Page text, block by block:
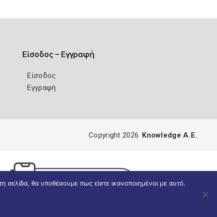
Είσοδος – Εγγραφή
Είσοδος
Εγγραφή
σελίδα, θα υποθέσουμε πως είστε ικανοποιημένοι με αυτό.
Copyright 2026 Knowledge A.E.